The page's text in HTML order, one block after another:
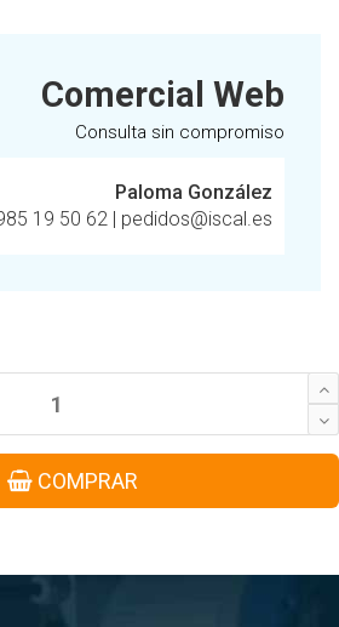
Comercial Web
Consulta sin compromiso
Paloma González
19 50 62
pedidos@iscal.es
COMPRAR